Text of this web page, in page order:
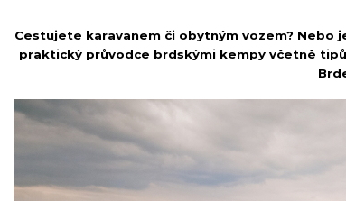
Cestujete karavanem či obytným vozem? Nebo
praktický průvodce brdskými kempy včetně